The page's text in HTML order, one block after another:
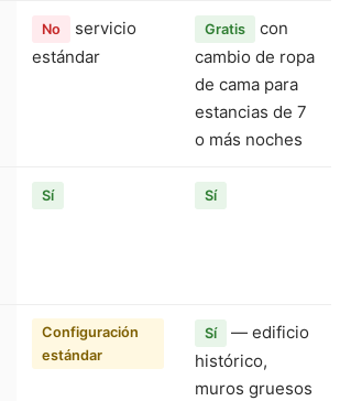
No
servicio
estándar
Gratis
con
cambio de ropa
de cama para
estancias de 7
o más noches
Sí Sí
Configuración
estándar
Sí
— edificio
histórico,
muros gruesos